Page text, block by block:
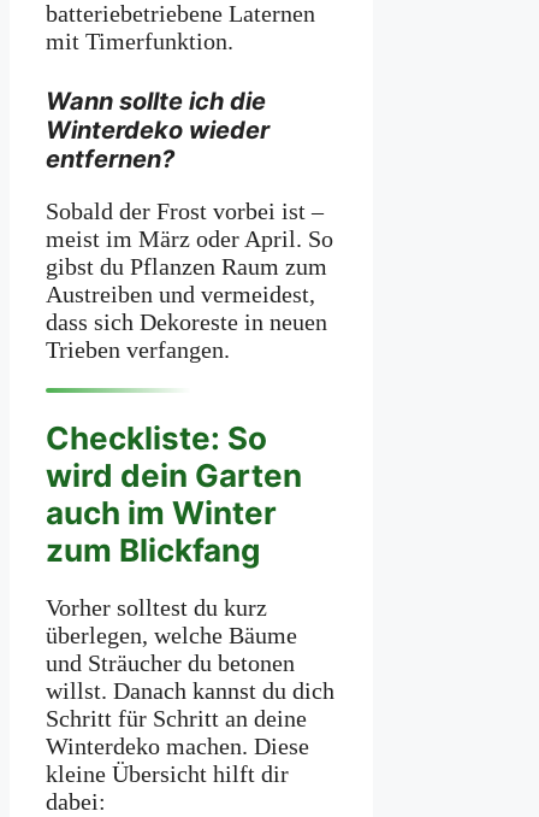
batteriebetriebene Laternen
mit Timerfunktion.
Wann sollte ich die
Winterdeko wieder
entfernen?
Sobald der Frost vorbei ist –
meist im März oder April. So
gibst du Pflanzen Raum zum
Austreiben und vermeidest,
dass sich Dekoreste in neuen
Trieben verfangen.
Checkliste: So
wird dein Garten
auch im Winter
zum Blickfang
Vorher solltest du kurz
überlegen, welche Bäume
und Sträucher du betonen
willst. Danach kannst du dich
Schritt für Schritt an deine
Winterdeko machen. Diese
kleine Übersicht hilft dir
dabei: